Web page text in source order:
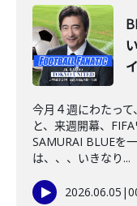
今月４週にわたって
と、来週開幕、
SAMURAI BLUEを
は、、、いきなり...
2026.06.05 |